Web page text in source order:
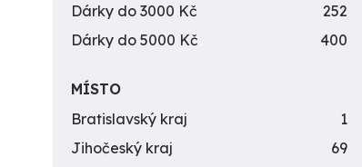
Dárky do 3000 Kč
252
Dárky do 5000 Kč
400
MÍSTO
Bratislavský kraj
1
Jihočeský kraj
69